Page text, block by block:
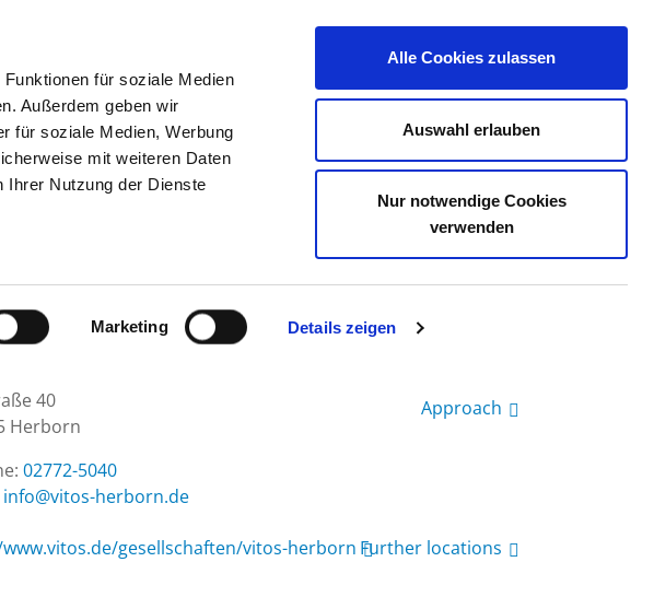
für soziale Medien
Außerdem geben wir
für soziale Medien, Werbung
mit weiteren Daten
Ihrer Nutzung der Dienste
Marketing Details zeigen
Alle Cookies zulassen
Auswahl erlauben
Nur notwendige Cookies
verwenden
THE GHD CONTACT YOUR OPINION
40
Herborn
02772-5040
ed.nrobreh-sotiv@ofni
Approach
gesellschaften/vitos-herborn Further locations